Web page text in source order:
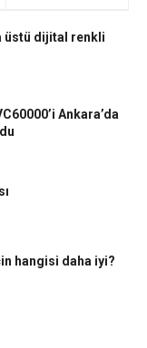
üstü dijital renkli
Ankara’da
hangisi daha iyi?